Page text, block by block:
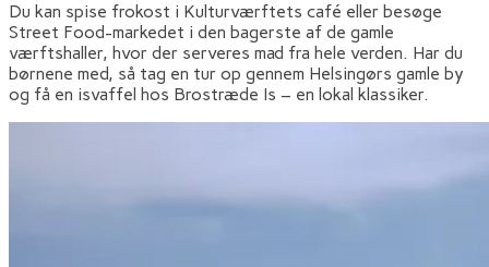
Du kan spise frokost i Kulturværftets café eller besøge
Street Food-markedet i den bagerste af de gamle
værftshaller, hvor der serveres mad fra hele verden. Har du
børnene med, så tag en tur op gennem Helsingørs gamle by
og få en isvaffel hos Brostræde Is – en lokal klassiker.